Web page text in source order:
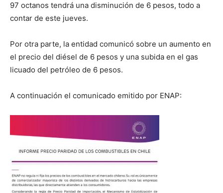
97 octanos tendrá una disminución de 6 pesos, todo a
contar de este jueves.
Por otra parte, la entidad comunicó sobre un aumento en
el precio del diésel de 6 pesos y una subida en el gas
licuado del petróleo de 6 pesos.
A continuación el comunicado emitido por ENAP: